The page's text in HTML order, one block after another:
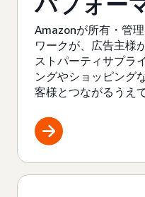
Amazonが所有・管
ワークが、広告主様
ストパーティサプラ
ングやショッピング
客様とつながるうえ